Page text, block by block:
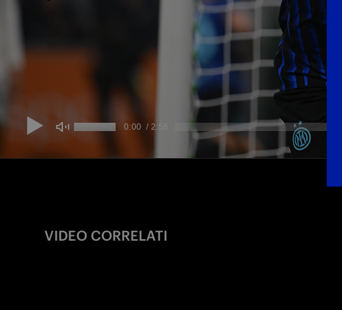
VIDEO CORRELATI